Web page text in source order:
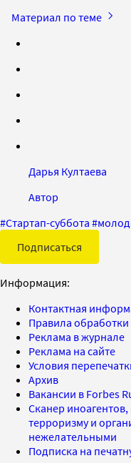
Материал по теме
Дарья Култаева
Автор
#Стартап-суббота #
Подписаться
Информация:
Контактная
Правила обработки
Реклама в журнале
Реклама на сайте
Условия
Архив
Вакансии в Forbes
Сканер
терроризму и
нежелательными
Подписка на